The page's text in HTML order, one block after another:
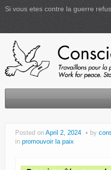
Si vous etes contre la guerre
D.I.P.
Posted on April 2, 2024 by
in promouvoir la paix